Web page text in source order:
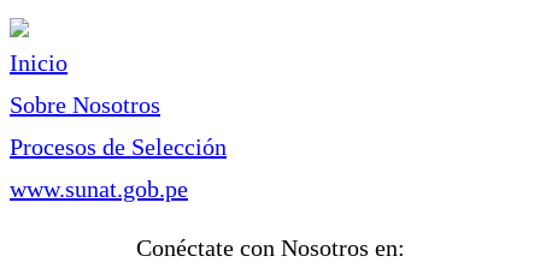
Inicio
Sobre Nosotros
Procesos de Selección
www.sunat.gob.pe
Conéctate con Nosotros en: